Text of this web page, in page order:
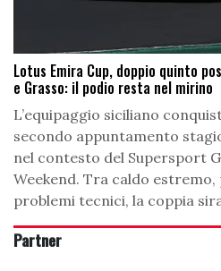
Lotus Emira Cup, doppio quinto
e Grasso: il podio resta nel mirino
L’equipaggio siciliano
secondo appuntamento
nel contesto del Supersport
Weekend. Tra caldo
problemi tecnici, la coppia
Partner